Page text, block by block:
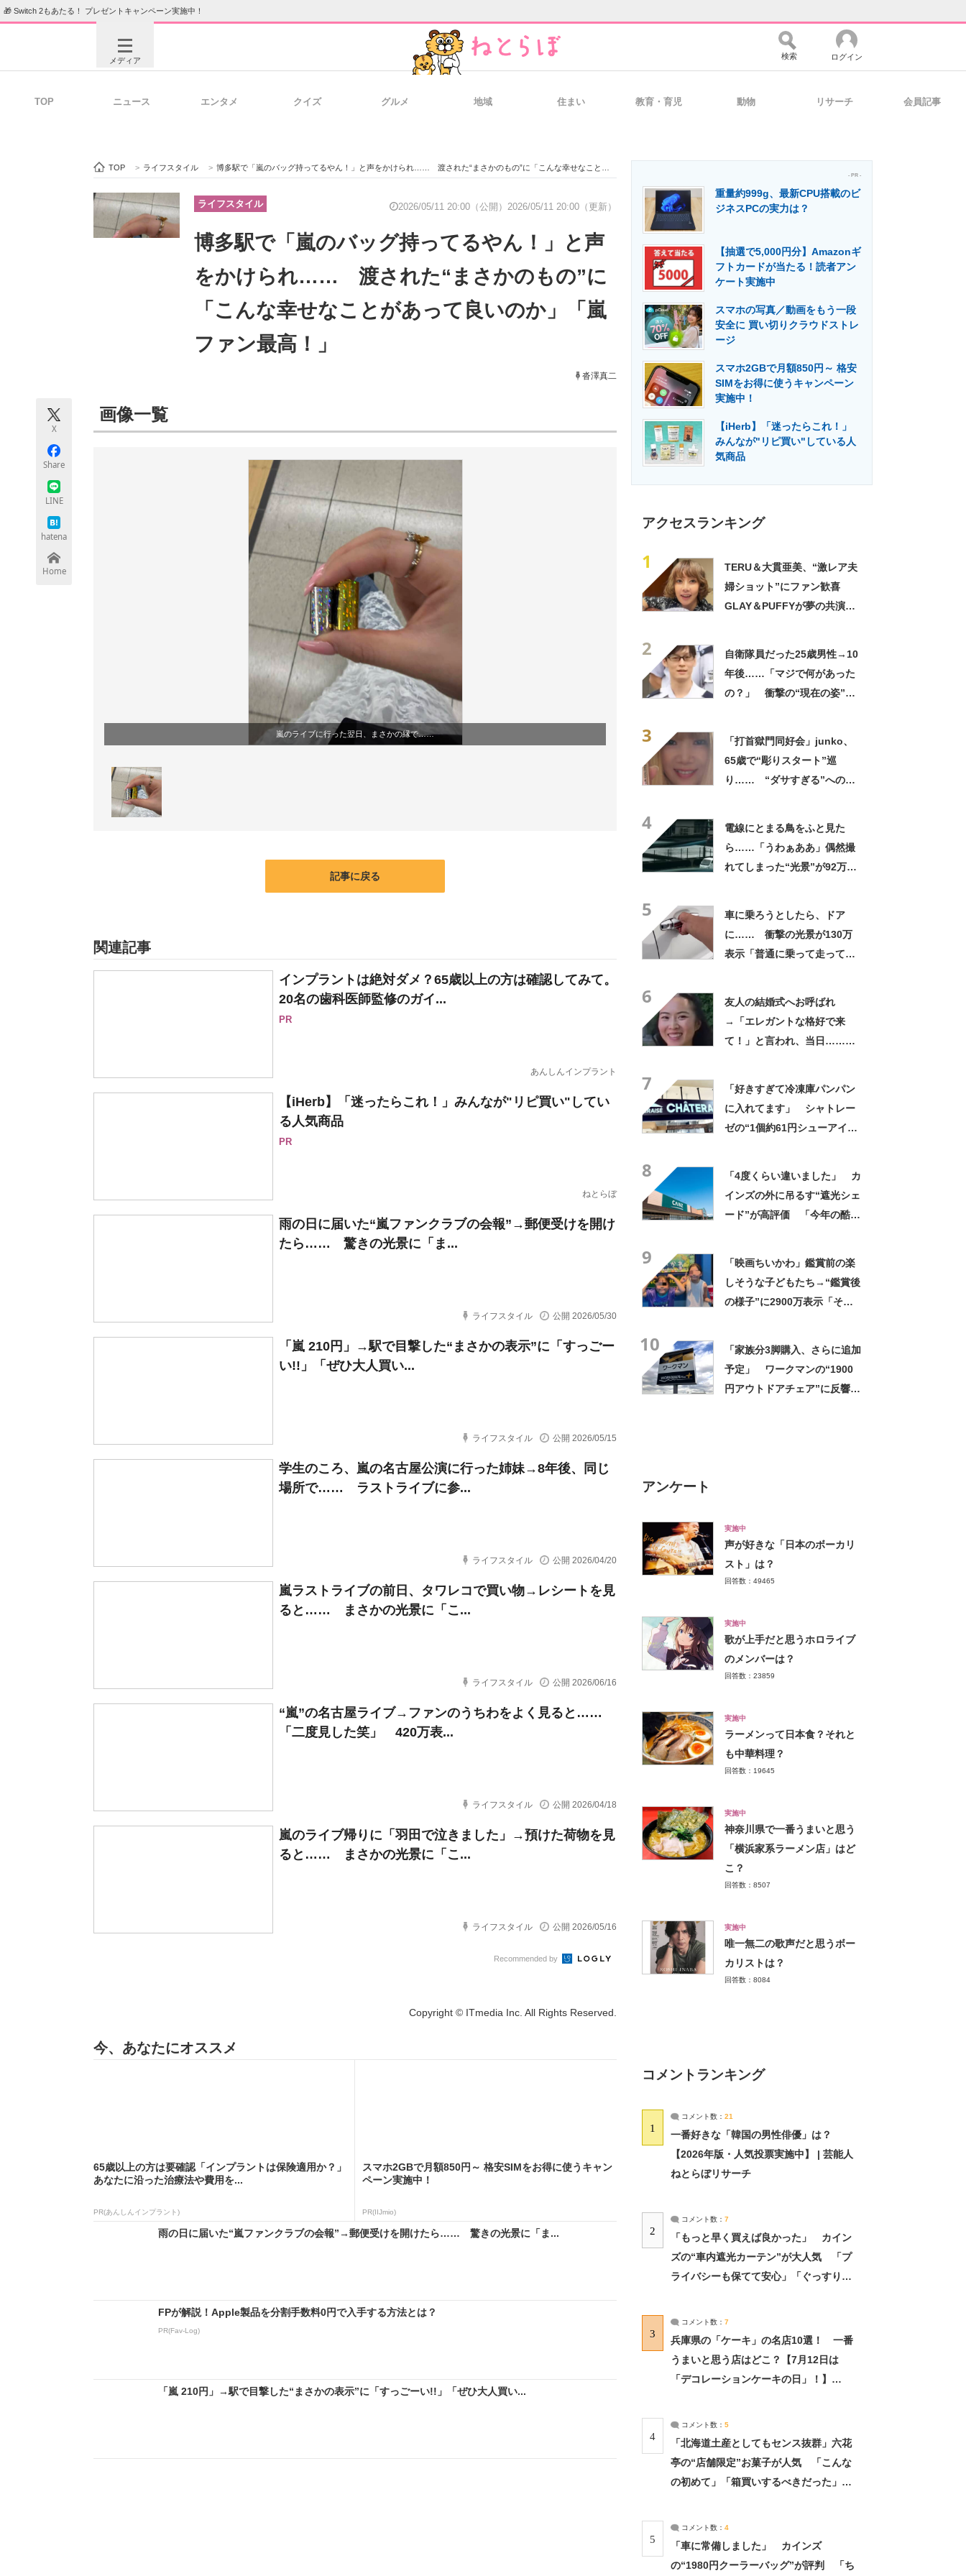
🎁 Switch 2もあたる！ プレゼントキャンペーン実施中！
メディア
ビジネスと働き方のヒント 経営リーダーのコミュニティ マーケ×ITの今がよく分かる
企業向けIT製品の総合サイト 製造業のIT導入・活用を支援
エレクトロニクス専門サイト エネルギーの専門メディア 建設×テクノロジーの最前線
検索 ログイン
TOP ニュース エンタメ クイズ グルメ 地域 住まい 教育・育児 動物 リサーチ 会員記事
TOP > ライフスタイル > 博多駅で「嵐のバッグ持ってるやん！」と声をかけられ…… 渡された“まさかのもの”に「こんな幸せなことがあって良いのか」「嵐ファン最高！」
ライフスタイル 2026/05/11 20:00（公開） 2026/05/11 20:00（更新）
博多駅で「嵐のバッグ持ってるやん！」と声
をかけられ…… 渡された“まさかのもの”に
「こんな幸せなことがあって良いのか」「嵐
ファン最高！」
沓澤真二
X
Share
LINE
hatena
Home
画像一覧
嵐のライブに行った翌日、まさかの縁で……
記事に戻る
関連記事
インプラントは絶対ダメ？65歳以上の方は確認してみて。
20名の歯科医師監修のガイ...
PR
あんしんインプラント
【iHerb】「迷ったらこれ！」みんなが"リピ買い"してい
る人気商品
PR
ねとらぼ
雨の日に届いた“嵐ファンクラブの会報”→郵便受けを開け
たら…… 驚きの光景に「ま...
ライフスタイル 公開 2026/05/30
「嵐 210円」→駅で目撃した“まさかの表示”に「すっごー
い!!」「ぜひ大人買い...
ライフスタイル 公開 2026/05/15
学生のころ、嵐の名古屋公演に行った姉妹→8年後、同じ
場所で…… ラストライブに参...
ライフスタイル 公開 2026/04/20
嵐ラストライブの前日、タワレコで買い物→レシートを見
ると…… まさかの光景に「こ...
ライフスタイル 公開 2026/06/16
“嵐”の名古屋ライブ→ファンのうちわをよく見ると……
「二度見した笑」 420万表...
ライフスタイル 公開 2026/04/18
嵐のライブ帰りに「羽田で泣きました」→預けた荷物を見
ると…… まさかの光景に「こ...
ライフスタイル 公開 2026/05/16
Recommended by
Copyright © ITmedia Inc. All Rights Reserved.
今、あなたにオススメ
65歳以上の方は要確認「インプラントは保険適用か？」
あなたに沿った治療法や費用を...
PR(あんしんインプラント)
スマホ2GBで月額850円～ 格安SIMをお得に使うキャン
ペーン実施中！
PR(IIJmio)
雨の日に届いた“嵐ファンクラブの会報”→郵便受けを開けたら…… 驚きの光景に「ま...
FPが解説！Apple製品を分割手数料0円で入手する方法とは？
PR(Fav-Log)
「嵐 210円」→駅で目撃した“まさかの表示”に「すっごーい!!」「ぜひ大人買い...
- PR -
重量約999g、最新CPU搭載のビ
ジネスPCの実力は？
【抽選で5,000円分】Amazonギ
フトカードが当たる！読者アン
ケート実施中
スマホの写真／動画をもう一段
安全に 買い切りクラウドストレ
ージ
スマホ2GBで月額850円～ 格安
SIMをお得に使うキャンペーン
実施中！
【iHerb】「迷ったらこれ！」
みんなが"リピ買い"している人
気商品
アクセスランキング
1
TERU＆大貫亜美、“激レア夫
婦ショット”にファン歓喜
GLAY＆PUFFYが夢の共演
2
自衛隊員だった25歳男性→10
年後……「マジで何があった
の？」 衝撃の“現在の姿”が
3
「打首獄門同好会」junko、
65歳で“彫りスタート”巡
り…… “ダサすぎる”への持
4
電線にとまる鳥をふと見た
ら……「うわぁああ」偶然撮
れてしまった“光景”が92万再
5
車に乗ろうとしたら、ドア
に…… 衝撃の光景が130万
表示「普通に乗って走ってた
6
友人の結婚式へお呼ばれ
→「エレガントな格好で来
て！」と言われ、当日……ま
7
「好きすぎて冷凍庫パンパン
に入れてます」 シャトレー
ゼの“1個約61円シューアイ
8
「4度くらい違いました」 カ
インズの外に吊るす“遮光シェ
ード”が高評価 「今年の酷暑
9
「映画ちいかわ」鑑賞前の楽
しそうな子どもたち→“鑑賞後
の様子”に2900万表示「そう
10
「家族分3脚購入、さらに追加
予定」 ワークマンの“1900
円アウトドアチェア”に反響
アンケート
実施中
声が好きな「日本のボーカリ
スト」は？
回答数：49465
実施中
歌が上手だと思うホロライブ
のメンバーは？
回答数：23859
実施中
ラーメンって日本食？それと
も中華料理？
回答数：19645
実施中
神奈川県で一番うまいと思う
「横浜家系ラーメン店」はど
こ？
回答数：8507
実施中
唯一無二の歌声だと思うボー
カリストは？
回答数：8084
コメントランキング
1
コメント数： 21
一番好きな「韓国の男性俳優」は？
【2026年版・人気投票実施中】 | 芸能人
ねとらぼリサーチ
2
コメント数： 7
「もっと早く買えば良かった」 カイン
ズの“車内遮光カーテン”が大人気 「プ
ライバシーも保てて安心」「ぐっすり眠
3
コメント数： 7
兵庫県の「ケーキ」の名店10選！ 一番
うまいと思う店はどこ？【7月12日は
「デコレーションケーキの日」！】
4
コメント数： 5
「北海道土産としてもセンス抜群」六花
亭の“店舗限定”お菓子が人気 「こんな
の初めて」「箱買いするべきだった」
5
コメント数： 4
「車に常備しました」 カインズ
の“1980円クーラーバッグ”が評判 「ち